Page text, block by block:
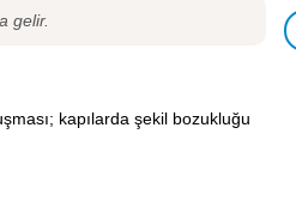
gelir.
kapılarda şekil bozukluğu